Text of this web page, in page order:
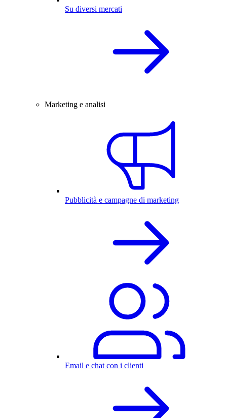
Su diversi mercati
Marketing e analisi
Pubblicità e campagne di marketing
Email e chat con i clienti